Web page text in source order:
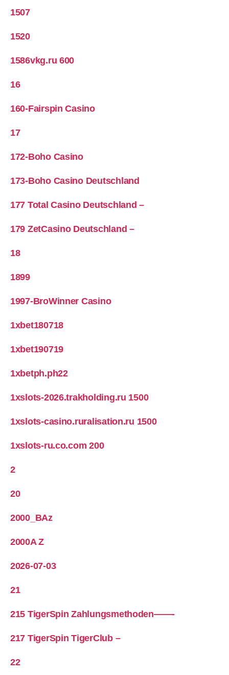
1507
1520
1586vkg.ru 600
16
160-Fairspin Casino
17
172-Boho Casino
173-Boho Casino Deutschland
177 Total Casino Deutschland –
179 ZetCasino Deutschland –
18
1899
1997-BroWinner Casino
1xbet180718
1xbet190719
1xbetph.ph22
1xslots-2026.trakholding.ru 1500
1xslots-casino.ruralisation.ru 1500
1xslots-ru.co.com 200
2
20
2000_BAz
2000A Z
2026-07-03
21
215 TigerSpin Zahlungsmethoden——-
217 TigerSpin TigerClub –
22